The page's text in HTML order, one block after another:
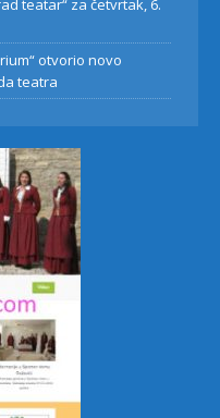
teatar“ za četvrtak, 6.
otvorio novo
teatra